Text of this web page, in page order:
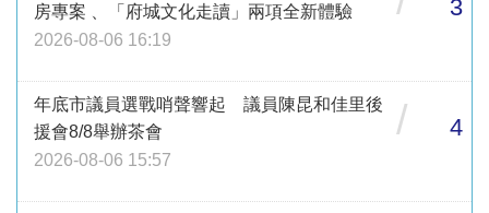
房專案 、「府城文化走讀」兩項全新體驗
2026-08-06 16:19
3
年底市議員選戰哨聲響起 議員陳昆和佳里後
援會8/8舉辦茶會
2026-08-06 15:57
/ 4